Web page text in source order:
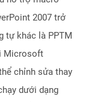
2007 trở
tự khác là PPTM
Microsoft
chỉnh sửa thay
dưới dạng